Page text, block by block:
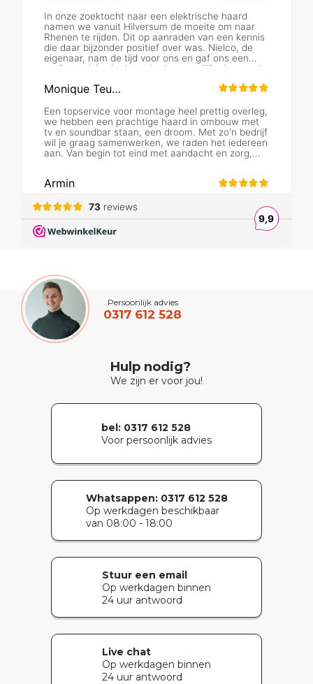
Persoonlijk advies
0317 612 528
Hulp nodig?
We zijn er voor jou!
bel: 0317 612 528
Voor persoonlijk advies
Whatsappen:0317 612 528
Op werkdagen beschikbaar
van 08:00 - 18:00
Stuur een email
Op werkdagen binnen
24 uur antwoord
Live chat
Op werkdagen binnen
24 uur antwoord